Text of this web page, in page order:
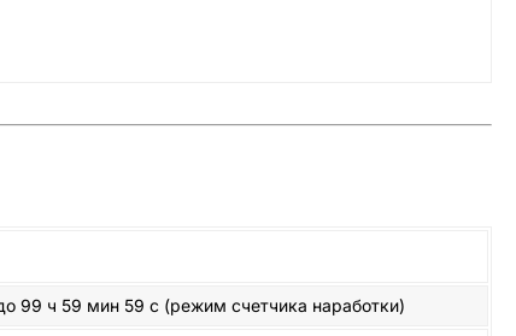
99 ч 59 мин 59 с (режим счетчика наработки)